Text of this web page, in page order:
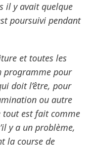
il y avait quelque
poursuivi pendant
et toutes les
programme pour
doit l’être, pour
ou autre
tout est fait comme
y a un problème,
la course de